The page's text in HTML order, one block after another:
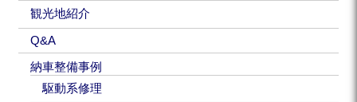
観光地紹介
Q&A
納車整備事例
駆動系修理